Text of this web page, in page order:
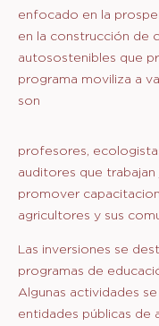
enfocado en la
en la construcción de
autosostenibles que
programa moviliza a
son
profesores,
auditores que
promover
agricultores y sus
Las inversiones se
programas de
Algunas actividades
entidades públicas de